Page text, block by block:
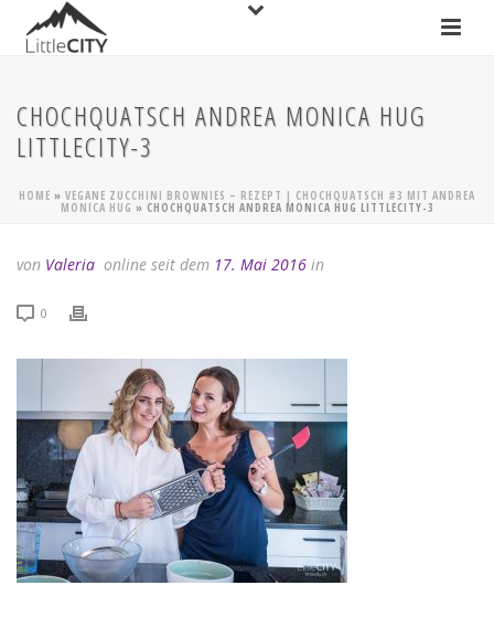
CHOCHQUATSCH ANDREA MONICA HUG
LITTLECITY-3
HOME » VEGANE ZUCCHINI BROWNIES – REZEPT | CHOCHQUATSCH #3 MIT ANDREA
MONICA HUG » CHOCHQUATSCH ANDREA MONICA HUG LITTLECITY-3
von Valeria online seit dem 17. Mai 2016 in
0